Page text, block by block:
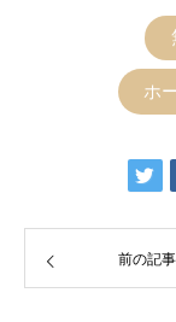
ホ
前の記事